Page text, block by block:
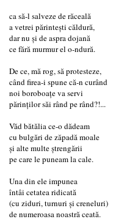
ca să-l salveze de răceală
a vetrei părintești căldură,
dar nu și de aspra dojană
ce fără murmur el o-ndură.
De ce, mă rog, să protesteze,
când firea-i spune că-n curând
noi boroboațe va servi
părinților săi rând pe rând?!...
Văd bătălia ce-o dădeam
cu bulgări de zăpadă moale
și alte multe ștrengării
pe care le puneam la cale.
Una din ele impunea
întâi cetatea ridicată
(cu ziduri, turnuri și creneluri)
de numeroasa noastră ceată.